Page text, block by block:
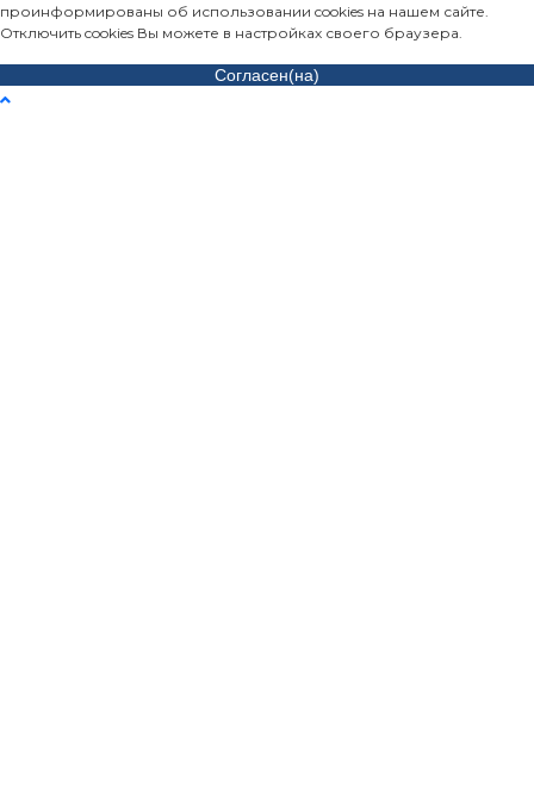
проинформированы об использовании cookies на нашем сайте.
Отключить cookies Вы можете в настройках своего браузера.
Согласен(на)